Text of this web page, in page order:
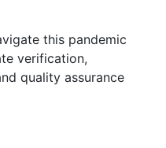
this pandemic
verification,
quality assurance